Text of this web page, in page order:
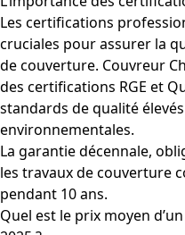
Les certifications
cruciales pour assurer la
de couverture. Couvreur
des certifications RGE et
standards de qualité
environnementales.
La garantie décennale,
les travaux de couverture
pendant 10 ans.
Quel est le prix moyen